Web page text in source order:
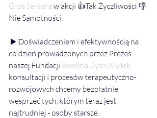
Głos Seniora w akcji 👍Tak Życzliwości 👎
Nie Samotności.
co dzień prowadzonych przez Prezes
naszej Fundacji Ewelina Zych-Myłek
konsultacji i procesów terapeutyczno-
rozwojowych chcemy bezpłatnie
wesprzeć tych, którym teraz jest
najtrudniej - osoby starsze.